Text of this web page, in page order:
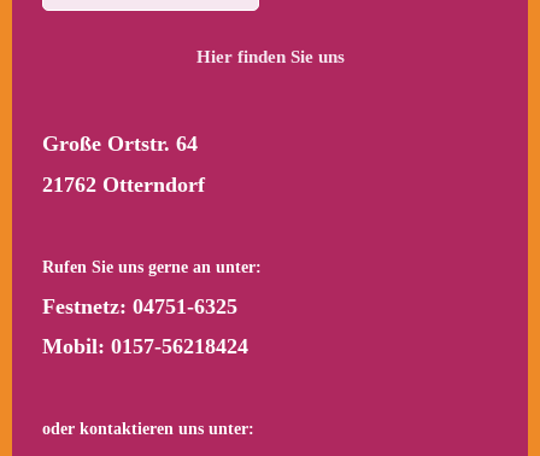
Hier finden Sie uns
Große Ortstr. 64
21762 Otterndorf
Rufen Sie uns gerne an unter:
Festnetz: 04751-6325
Mobil: 0157-56218424
oder kontaktieren uns unter: